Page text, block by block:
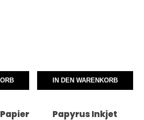
IN DEN WARENKORB
Papyrus Inkjet